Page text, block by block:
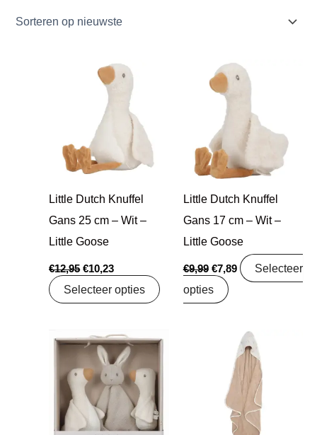
Little Dutch Knuffel
Gans 25 cm – Wit –
Little Goose
€12,95
Oorspronkelijke
prijs
€12,95.
€10,23
Huidige
prijs
€10,23.
Selecteer opties
Little Dutch Knuffel
Gans 17 cm – Wit –
Little Goose
€9,99
Oorspronkelijke
prijs
was:
€7,89
Huidige
prijs
Selecteer
opties
Oorspronkelijke
prijs
was:
€29,99.
Huidige
prijs
is:
€23,69.
Oorspronkelijke
prijs
was:
€19,99.
Huidige
prijs
is:
€15,79.